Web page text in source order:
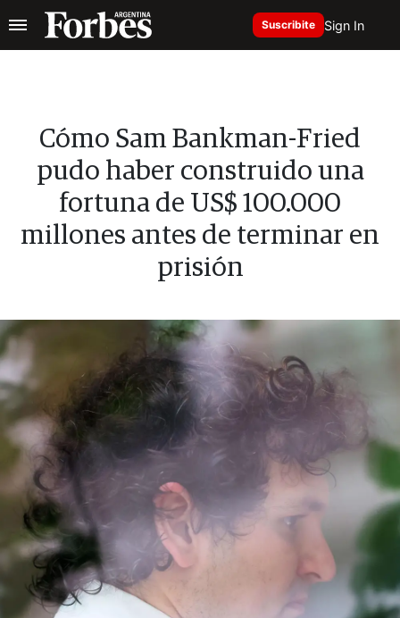
Suscribite Sign In
Cómo Sam Bankman-Fried
pudo haber construido una
fortuna de US$ 100.000
millones antes de terminar en
prisión